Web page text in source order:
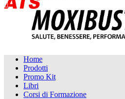

Home
Prodotti
Promo Kit
Libri
Corsi di Formazione